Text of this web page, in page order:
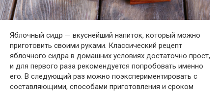
Яблочный сидр — вкуснейший напиток, который можно
приготовить своими руками. Классический рецепт
яблочного сидра в домашних условиях достаточно прост,
и для первого раза рекомендуется попробовать именно
его. В следующий раз можно поэкспериментировать с
составляющими, способами приготовления и сроком